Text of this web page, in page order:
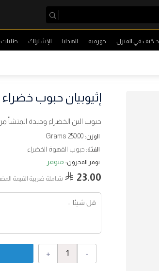
د.كيف في المنزل جورميه الهدايا الإشتراك طلبات
إثيوبيان حبوب خضراء 250 جرام
حبوب البن الخضراء وحيدة المنشأ
الوزن: 250.00 Grams
الفئة: حبوب القهوة الخضراء
توفر المخزون: متوفر
23.00 شاملة ضربية القيمة
-
+